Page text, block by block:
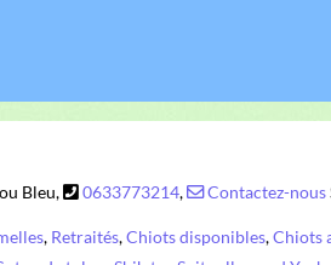
Bleu, 0633773214, Contactez-nous
, Retraités,Chiots disponibles,Chiots